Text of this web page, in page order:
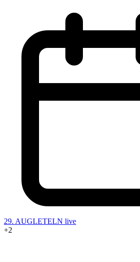
29. AUGLETELN live
+2